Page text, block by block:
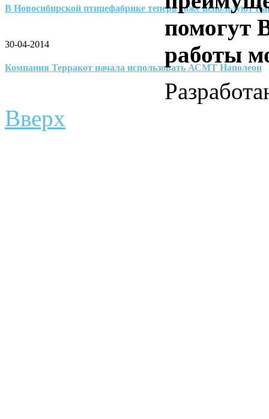
В Новосибирской птицефабрике теперь тоже используют
30-04-2014
Компания Терракот начала использовать АСМТ Наполеон
помогут
работы
Вверх